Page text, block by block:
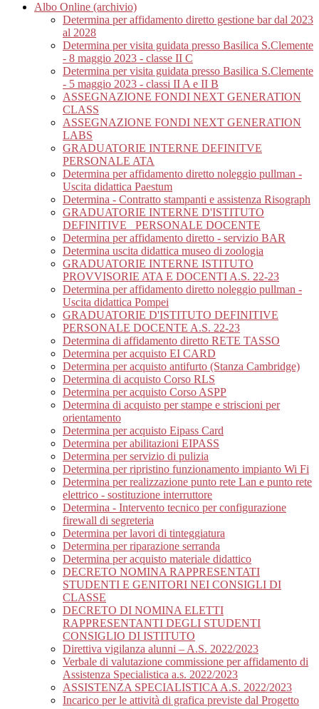
Albo Online (archivio)
Determina per affidamento diretto gestione bar dal 2023
al 2028
Determina per visita guidata presso Basilica S.Clemente
- 8 maggio 2023 - classe II C
Determina per visita guidata presso Basilica S.Clemente
- 5 maggio 2023 - classi II A e II B
ASSEGNAZIONE FONDI NEXT GENERATION
CLASS
ASSEGNAZIONE FONDI NEXT GENERATION
LABS
GRADUATORIE INTERNE DEFINITVE
PERSONALE ATA
Determina per affidamento diretto noleggio pullman -
Uscita didattica Paestum
Determina - Contratto stampanti e assistenza Risograph
GRADUATORIE INTERNE D'ISTITUTO
DEFINITIVE_ PERSONALE DOCENTE
Determina per affidamento diretto - servizio BAR
Determina uscita didattica museo di zoologia
GRADUATORIE INTERNE ISTITUTO
PROVVISORIE ATA E DOCENTI A.S. 22-23
Determina per affidamento diretto noleggio pullman -
Uscita didattica Pompei
GRADUATORIE D'ISTITUTO DEFINITIVE
PERSONALE DOCENTE A.S. 22-23
Determina di affidamento diretto RETE TASSO
Determina per acquisto EI CARD
Determina per acquisto antifurto (Stanza Cambridge)
Determina di acquisto Corso RLS
Determina per acquisto Corso ASPP
Determina di acquisto per stampe e striscioni per
orientamento
Determina per acquisto Eipass Card
Determina per abilitazioni EIPASS
Determina per servizio di pulizia
Determina per ripristino funzionamento impianto Wi Fi
Determina per realizzazione punto rete Lan e punto rete
elettrico - sostituzione interruttore
Determina - Intervento tecnico per configurazione
firewall di segreteria
Determina per lavori di tinteggiatura
Determina per riparazione serranda
Determina per acquisto materiale didattico
DECRETO NOMINA RAPPRESENTATI
STUDENTI E GENITORI NEI CONSIGLI DI
CLASSE
DECRETO DI NOMINA ELETTI
RAPPRESENTANTI DEGLI STUDENTI
CONSIGLIO DI ISTITUTO
Direttiva vigilanza alunni – A.S. 2022/2023
Verbale di valutazione commissione per affidamento di
Assistenza Specialistica a.s. 2022/2023
ASSISTENZA SPECIALISTICA A.S. 2022/2023
Incarico per le attività di grafica previste dal Progetto